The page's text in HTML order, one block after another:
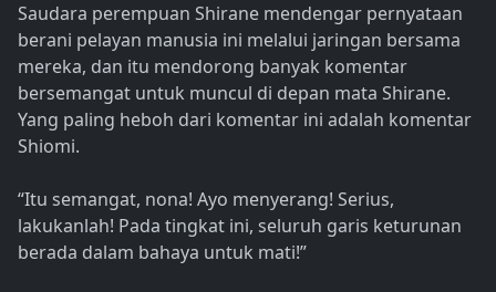
Saudara perempuan Shirane mendengar pernyataan
berani pelayan manusia ini melalui jaringan bersama
mereka, dan itu mendorong banyak komentar
bersemangat untuk muncul di depan mata Shirane.
Yang paling heboh dari komentar ini adalah komentar
Shiomi.
“Itu semangat, nona! Ayo menyerang! Serius,
lakukanlah! Pada tingkat ini, seluruh garis keturunan
berada dalam bahaya untuk mati!”